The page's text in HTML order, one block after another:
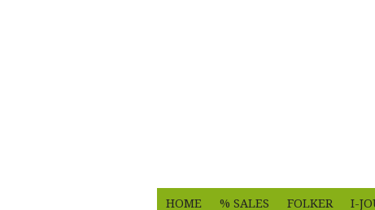
HOME % SALES FOLKER I-